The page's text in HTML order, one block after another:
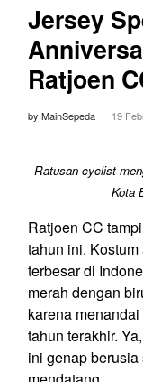
Jersey
Ratjoen
by MainSepeda 19
Ratusan cyclist
Kota
Ratjoen CC
tahun ini.
terbesar di
merah dengan
karena
tahun terakhir.
ini genap